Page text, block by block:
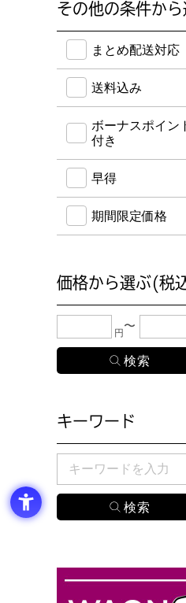
その他の条件か
送料込み・ボーナス
まとめ配送対応
送料込み
ボーナスポイン
付き
早得
期間限定価格
価格から選ぶ(税
下限金額・上限金額
円
キーワード
検索したい商品のキ